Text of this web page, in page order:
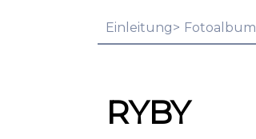
Einleitung Fotoalbum
RYBY